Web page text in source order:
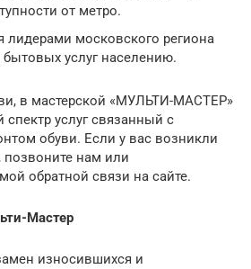
от метро.
московского региона
услуг населению.
в мастерской «МУЛЬТИ-МАСТЕР»
услуг связанный с
обуви. Если у вас возникли
позвоните нам или
обратной связи на сайте.
Мастер
износившихся и